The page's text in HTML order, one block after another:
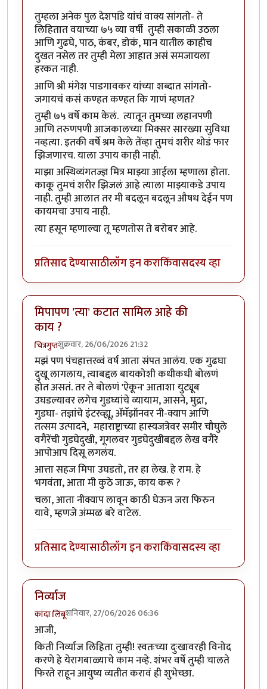
तुम्हला अनेक पुल देशपांडे यांचं वाक्य सांगतो- ते
लिहितात वयाच्या ७५ व्या वर्षी तुम्ही सकाळी उठला
आणि गुढघे, पाठ, कंबर, डोकं, मान यातील काहीच
दुखत नसेल तर तुम्ही मेला आहात असं समजायला
हरकत नाही.
आणि श्री मंगेश पाडगावकर यांच्या शब्दात सांगतो-
जगायचं कसं कण्हत कण्हत कि गाणं म्हणत?
तुम्ही ७५ वर्षे काम केलं. त्यातून तुमच्या लहानपणी
आणि तरुणपणी आजकालच्या मिक्सर सारख्या सुविधा
नव्हत्या. इतकी वर्षे श्रम केले तेंव्हा तुमचं शरीर थोडं फार
झिजणारच. याला उपाय काही नाही.
माझा अस्थिव्यंगतज्ज्ञ मित्र माझ्या आईला म्हणाला होता.
काकू तुमचं शरीर झिजलं आहे त्याला माझ्याकडे उपाय
नाही. तुम्ही आलात तर मी बदलून बदलून औषध देईन पण
कायमचा उपाय नाही.
त्या हसून म्हणाल्या तू म्हणतोस ते बरोबर आहे.
प्रतिसाद देण्यासाठीलॉग इन कराकिंवासदस्य व्हा
मिपापण 'त्या' कटात सामिल आहे की
काय ?
चित्रगुप्तशुक्रवार, 26/06/2026 21:32
मझं पण पंचहात्तरव्वं वर्ष आता संपत आलंय. एक गुढघा
दुखू लागलाय, त्याबद्दल बायकोशी कधीकधी बोलणं
होत असतं. तर ते बोलणं 'ऐकून' आताशा युट्यूब
उघडल्यावर लगेच गुडघ्यांचे व्यायाम, आसने, मुद्रा,
गुडघा- तज्ञांचे इंटरव्ह्यू, ॲमॅझॉनवर नी-क्याप आणि
तत्सम उत्पादने, महाराष्ट्राच्या हास्यजत्रेवर समीर चौघुले
वगैरेंची गुडघेदुखी, गूगलवर गुडघेदुखीबद्दल लेख वगैरे
आपोआप दिसू लगलंय.
आत्ता सहज मिपा उघडतो, तर हा लेख. हे राम. हे
भगवंता, आता मी कुठे जाऊ, काय करू ?
चला, आता नीक्याप लावून काठी घेऊन जरा फिरुन
यावे, म्हणजे अंम्मळ बरे वाटेल.
प्रतिसाद देण्यासाठीलॉग इन कराकिंवासदस्य व्हा
निर्व्याज
कांदा लिंबूशनिवार, 27/06/2026 06:36
आजी,
किती निर्व्याज लिहिता तुम्ही! स्वतःच्या दुःखावरही विनोद
करणे हे येरागबाळ्याचे काम नव्हे. शंभर वर्षे तुम्ही चालते
फिरते राहून आयुष्य व्यतीत करावं ही शुभेच्छा.